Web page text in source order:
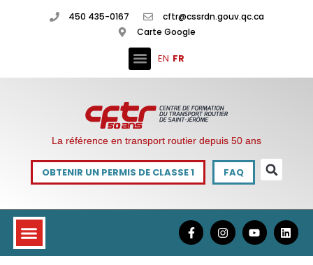
450 435-0167
cftr@cssrdn.gouv.qc.ca
Carte Google
EN FR
La référence en transport routier depuis 50 ans
OBTENIR UN PERMIS DE CLASSE 1 FAQ